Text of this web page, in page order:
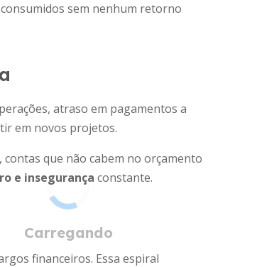
sem nenhum retorno
atraso em pagamentos a
em novos projetos.
que não cabem no orçamento
e insegurança constante.
financeiros. Essa espiral